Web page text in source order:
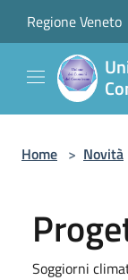
Regione Veneto
Home > Novità
Soggiorni